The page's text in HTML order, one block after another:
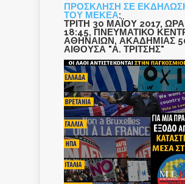
ΠΡΟΣΚΛΗΣΗ ΣΕ
ΤΟΥ ΜΕΚΕΑ:
ΤΡΙΤΗ 30 ΜΑΪΟΥ 2017, ΩΡΑ
18:45, ΠΝΕΥΜΑΤΙΚΟ
ΑΘΗΝΑΙΩΝ, ΑΚΑΔΗΜΙΑΣ
ΑΙΘΟΥΣΑ "Α. ΤΡΙΤΣΗΣ"